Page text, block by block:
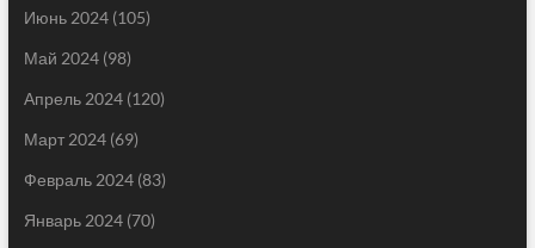
Июнь 2024(105)
Май 2024(98)
Апрель 2024(120)
Март 2024(69)
Февраль 2024(83)
Январь 2024(70)